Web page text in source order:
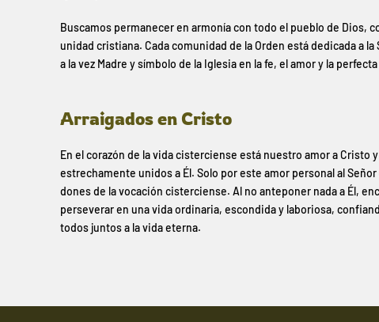
Buscamos permanecer en armonía con todo el pueblo de Dios,
unidad cristiana. Cada comunidad de la Orden está dedicada a la
a la vez Madre y símbolo de la Iglesia en la fe, el amor y la
Arraigados en Cristo
En el corazón de la vida cisterciense está nuestro amor a Cristo
estrechamente unidos a Él. Solo por este amor personal al
dones de la vocación cisterciense. Al no anteponer nada a Él,
perseverar en una vida ordinaria, escondida y laboriosa,
todos juntos a la vida eterna.